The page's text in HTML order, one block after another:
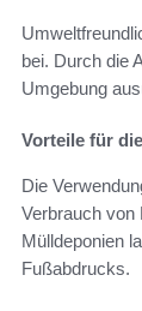
bei. Durch die
Umgebung
Vorteile für
Die
Verbrauch von
Mülldeponien
Fußabdrucks.